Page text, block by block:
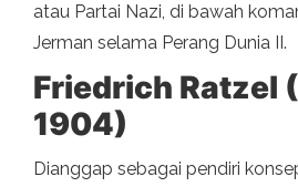
atau Partai Nazi, di bawah
Jerman selama Perang Dunia II.
Friedrich Ratzel
1904)
Dianggap sebagai pendiri